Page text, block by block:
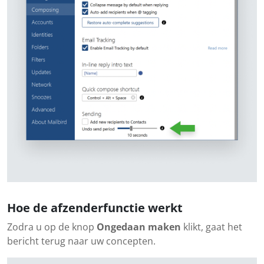
Hoe de afzenderfunctie werkt
Zodra u op de knop Ongedaan maken klikt, gaat het
bericht terug naar uw concepten.